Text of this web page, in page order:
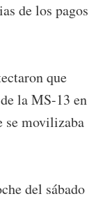
de los pagos
que
la MS-13 en
se movilizaba
del sábado